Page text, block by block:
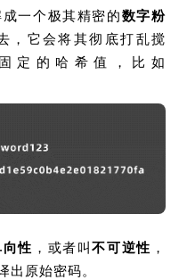
一个极其精密的数字粉
，它会将其彻底打乱搅
定的哈希值，比如
性 ，或者叫不可逆性 ，
原始密码。